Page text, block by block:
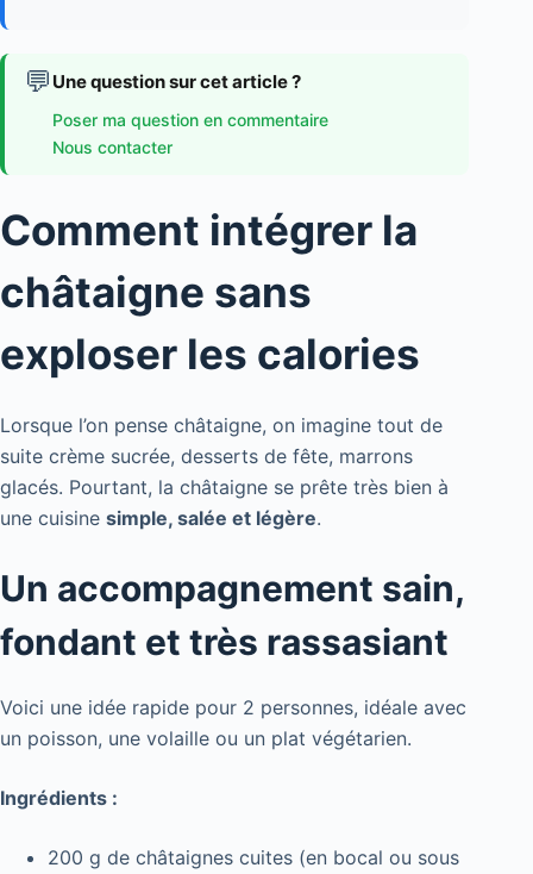
💬 Une question sur cet article ?
Poser ma question en commentaire
Nous contacter
Comment intégrer la
châtaigne sans
exploser les calories
Lorsque l’on pense châtaigne, on imagine tout de
suite crème sucrée, desserts de fête, marrons
glacés. Pourtant, la châtaigne se prête très bien à
une cuisine simple, salée et légère.
Un accompagnement sain,
fondant et très rassasiant
Voici une idée rapide pour 2 personnes, idéale avec
un poisson, une volaille ou un plat végétarien.
Ingrédients :
200 g de châtaignes cuites (en bocal ou sous